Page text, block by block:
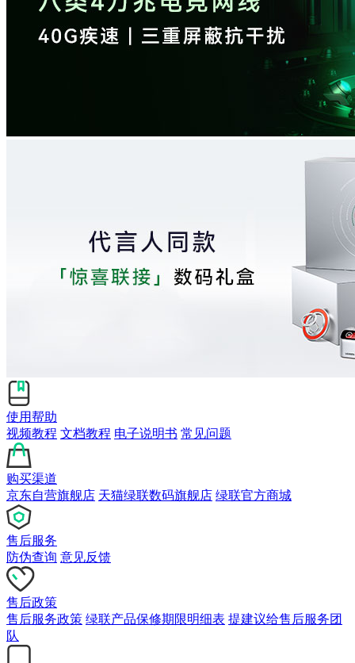
使用帮助
视频教程 文档教程 电子说明书 常见问题
购买渠道
京东自营旗舰店 天猫绿联数码旗舰店 绿联官方商城
售后服务
防伪查询 意见反馈
售后政策
售后服务政策 绿联产品保修期限明细表 提建议给售后服务团
队